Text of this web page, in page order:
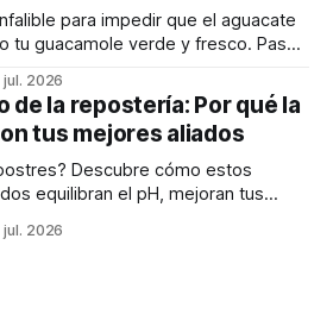
para impedir que el aguacate
tu guacamole verde y fresco. Paso
jul. 2026
de la repostería: Por qué la
tus mejores aliados
Descubre cómo estos
equilibran el pH, mejoran tus
jul. 2026